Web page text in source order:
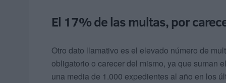
El 17% de las multas, por
Otro dato llamativo es el elevado número de
obligatorio o carecer del mismo, ya que suman
una media de 1.000 expedientes al año en los